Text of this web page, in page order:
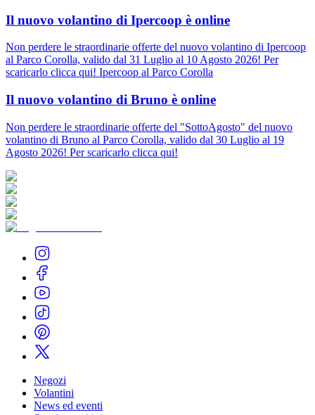
Il nuovo volantino di Ipercoop è online
Non perdere le straordinarie offerte del nuovo volantino di Ipercoop
al Parco Corolla, valido dal 31 Luglio al 10 Agosto 2026! Per
scaricarlo clicca qui! Ipercoop al Parco Corolla
Il nuovo volantino di Bruno è online
Non perdere le straordinarie offerte del "SottoAgosto" del nuovo
volantino di Bruno al Parco Corolla, valido dal 30 Luglio al 19
Agosto 2026! Per scaricarlo clicca qui!
Negozi
Volantini
News ed eventi